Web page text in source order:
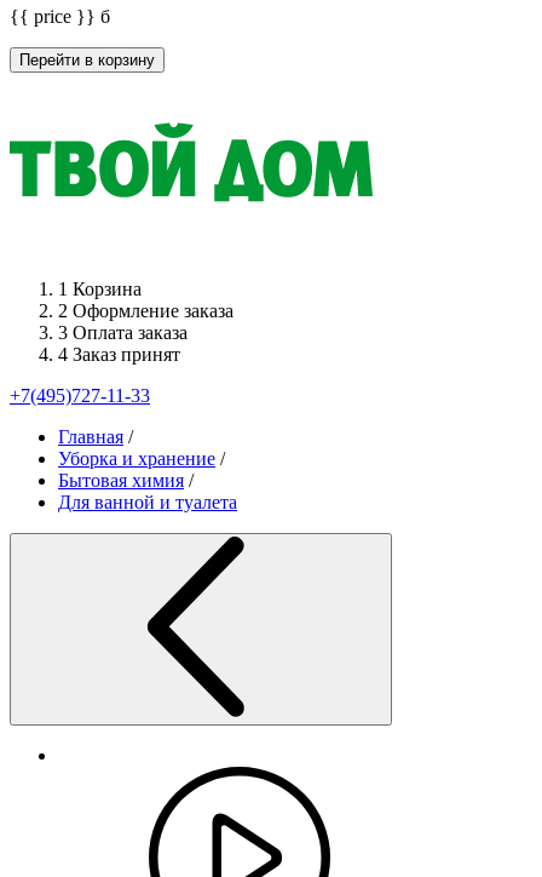
{{ price }} б
Перейти в корзину
1 Корзина
2 Оформление заказа
3 Оплата заказа
4 Заказ принят
+7(495)727-11-33
Главная /
Уборка и хранение /
Бытовая химия /
Для ванной и туалета